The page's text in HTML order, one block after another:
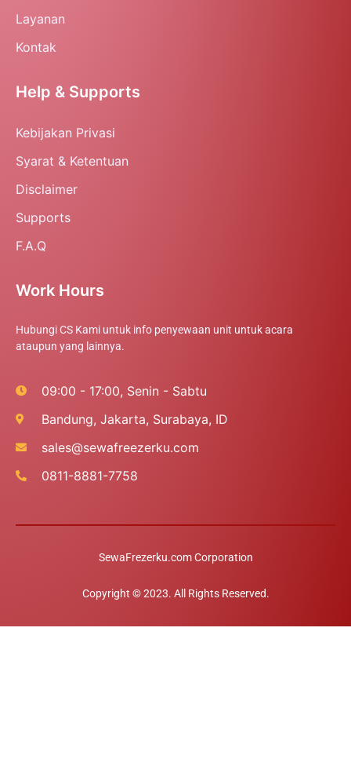
Layanan
Kontak
Help & Supports
Kebijakan Privasi
Syarat & Ketentuan
Disclaimer
Supports
F.A.Q
Work Hours
Hubungi CS Kami untuk info penyewaan unit untuk acara
ataupun yang lainnya.
09:00 - 17:00, Senin - Sabtu
Bandung, Jakarta, Surabaya, ID
sales@sewafreezerku.com
0811-8881-7758
SewaFrezerku.com Corporation
Copyright © 2023. All Rights Reserved.
Konsultasi